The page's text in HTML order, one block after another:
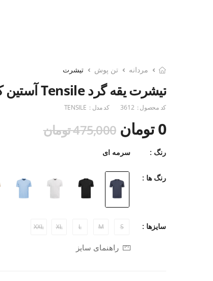
مردانه تن پوش تیشرت
تیشرت یقه گرد Tensile آستین کوتاه
کد محصول : 3612 کد مدل : TENSILE
0 تومان 475,000 تومان
رنگ : سرمه ای
رنگ ها :
سایزها : S
M
L
XL
XXL
راهنمای سایز